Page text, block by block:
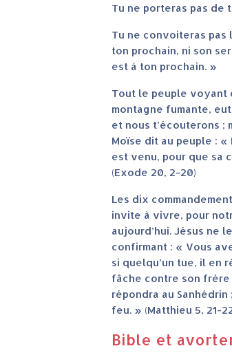
Tu ne porteras pas de
Tu ne convoiteras pas
ton prochain, ni son
est à ton prochain. »
Tout le peuple voyant
montagne fumante,
et nous t’écouterons ;
Moïse dit au peuple : «
est venu, pour que sa
(Exode 20, 2-20)
Les dix
invite à vivre, pour
aujourd’hui. Jésus ne
confirmant : « Vous
si quelqu’un tue, il en
fâche contre son frère
répondra au
feu. » (Matthieu 5, 21-
Bible et